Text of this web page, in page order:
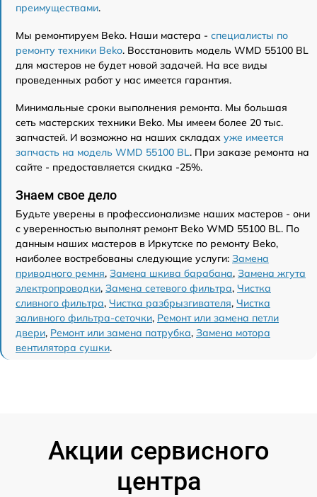
преимуществами.
Мы ремонтируем Beko. Наши мастера - специалисты по
ремонту техники Beko. Восстановить модель WMD 55100 BL
для мастеров не будет новой задачей. На все виды
проведенных работ у нас имеется гарантия.
Минимальные сроки выполнения ремонта. Мы большая
сеть мастерских техники Beko. Мы имеем более 20 тыс.
запчастей. И возможно на наших складах уже имеется
запчасть на модель WMD 55100 BL. При заказе ремонта на
сайте - предоставляется скидка -25%.
Знаем свое дело
Будьте уверены в профессионализме наших мастеров - они
с уверенностью выполнят ремонт Beko WMD 55100 BL. По
данным наших мастеров в Иркутске по ремонту Beko,
наиболее востребованы следующие услуги: Замена
приводного ремня, Замена шкива барабана, Замена жгута
электропроводки, Замена сетевого фильтра, Чистка
сливного фильтра, Чистка разбрызгивателя, Чистка
заливного фильтра-сеточки, Ремонт или замена петли
двери, Ремонт или замена патрубка, Замена мотора
вентилятора сушки.
Акции сервисного
центра